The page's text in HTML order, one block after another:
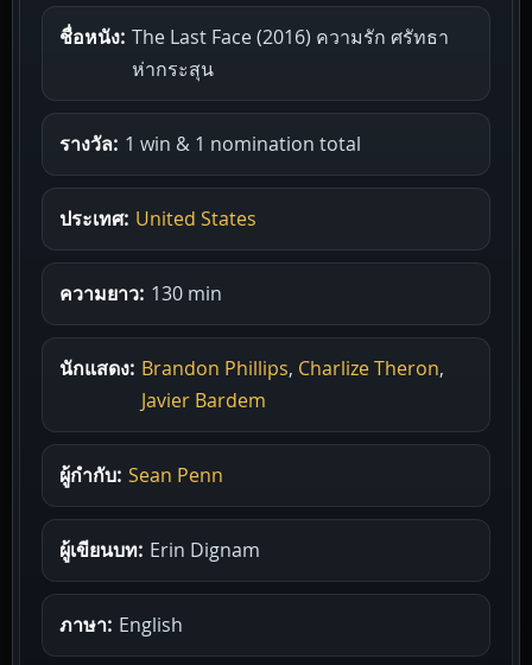
ชื่อหนัง: The Last Face (2016) ความรัก ศรัทธา
ห่ากระสุน
รางวัล: 1 win & 1 nomination total
ประเทศ: United States
ความยาว: 130 min
นักแสดง: Brandon Phillips, Charlize Theron,
Javier Bardem
ผู้กำกับ: Sean Penn
ผู้เขียนบท: Erin Dignam
ภาษา: English